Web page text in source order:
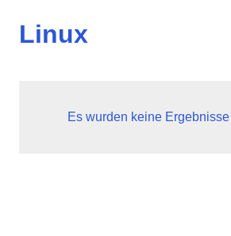
Linux
Es wurden keine